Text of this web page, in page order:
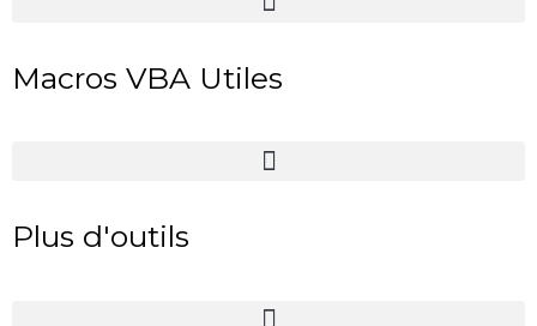
Macros VBA Utiles
Plus d'outils